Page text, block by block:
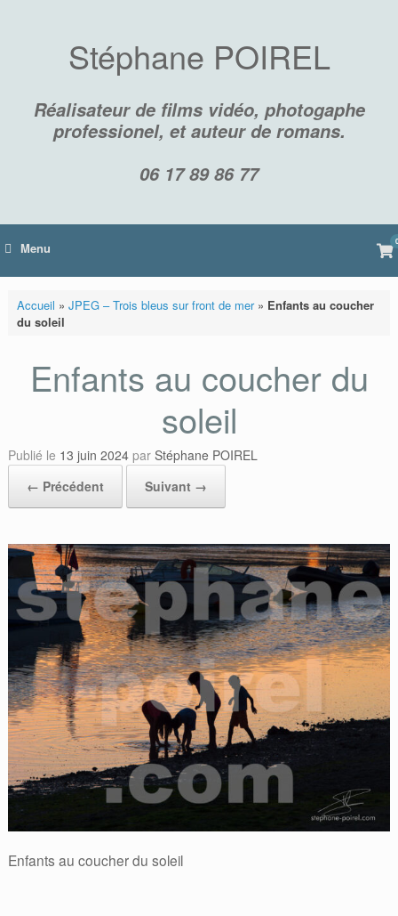
Stéphane POIREL
Réalisateur de films vidéo, photogaphe
professionel, et auteur de romans.
06 17 89 86 77
Menu 0
Accueil » JPEG – Trois bleus sur front de mer» Enfants au coucher
du soleil
Enfants au coucher du
soleil
Publié le 13 juin 2024 par Stéphane POIREL
← Précédent
Suivant →
Enfants au coucher du soleil